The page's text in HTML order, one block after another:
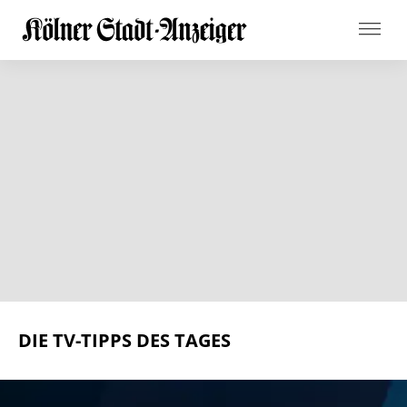
DIE TV-TIPPS DES TAGES